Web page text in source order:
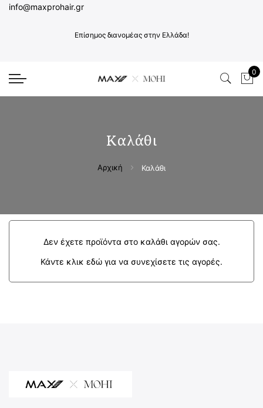
info@maxprohair.gr
Επίσημος διανομέας στην Ελλάδα!
Το
0
Καλάθι
Αρχική Καλάθι
Δεν έχετε προϊόντα στο καλάθι αγορών σας.
Κάντε κλικ εδώ για να συνεχίσετε τις αγορές.